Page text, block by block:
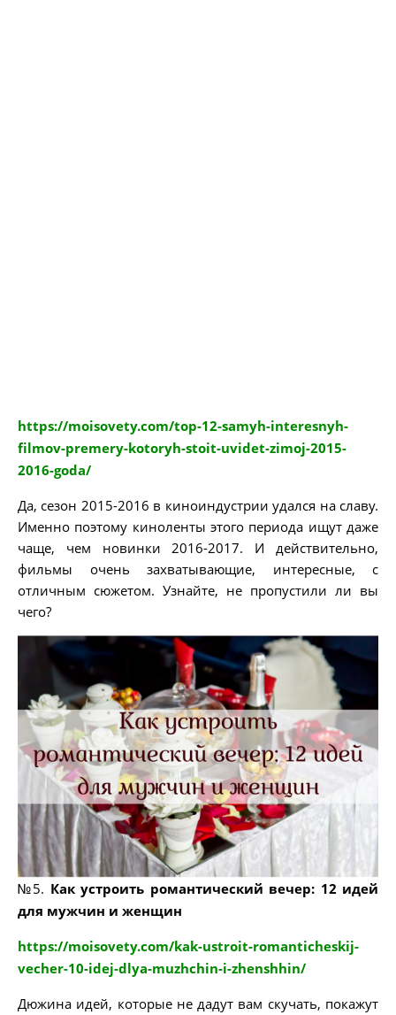
https://moisovety.com/top-12-samyh-interesnyh-
filmov-premery-kotoryh-stoit-uvidet-zimoj-2015-
2016-goda/
Да, сезон 2015-2016 в киноиндустрии удался на славу.
Именно поэтому киноленты этого периода ищут даже
чаще, чем новинки 2016-2017. И действительно,
фильмы очень захватывающие, интересные, с
отличным сюжетом. Узнайте, не пропустили ли вы
чего?
№5. Как устроить романтический вечер: 12 идей
для мужчин и женщин
https://moisovety.com/kak-ustroit-romanticheskij-
vecher-10-idej-dlya-muzhchin-i-zhenshhin/
Дюжина идей, которые не дадут вам скучать, покажут